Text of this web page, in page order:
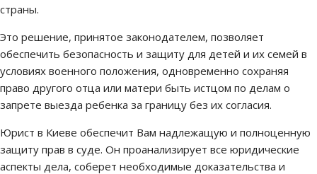
страны.
Это решение, принятое законодателем, позволяет
обеспечить безопасность и защиту для детей и их семей в
условиях военного положения, одновременно сохраняя
право другого отца или матери быть истцом по делам о
запрете выезда ребенка за границу без их согласия.
Юрист в Киеве обеспечит Вам надлежащую и полноценную
защиту прав в суде. Он проанализирует все юридические
аспекты дела, соберет необходимые доказательства и